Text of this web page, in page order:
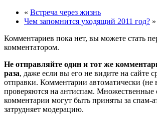
« Встреча через жизнь
Чем запомнится уходящий 2011 год? »
Комментариев пока нет, вы можете стать
комментатором.
Не отправляйте один и тот же
раза, даже если вы его не видите на сайте
отправки. Комментарии автоматически
проверяются на антиспам. Множественные
комментарии могут быть приняты за спам-
затрудняет модерацию.